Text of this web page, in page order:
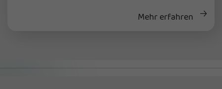
Mehr erfahren